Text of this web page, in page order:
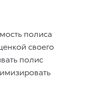
полиса
своего
полис